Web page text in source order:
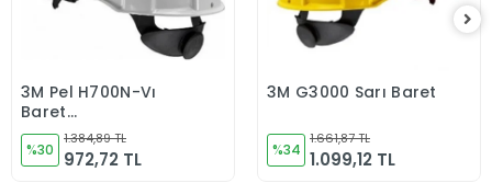
Sepete Ekle
3M Pel H700N-Vı
Baret
Havalandırmalı
Vidalı Uv&#39;Li
Beyaz
%30
1.384,89 TL
972,72 TL
Sepete Ekle
3M G3000 Sarı Baret
%34
1.661,87 TL
1.099,12 TL